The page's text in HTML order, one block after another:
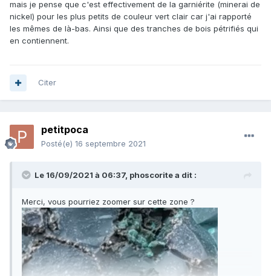
mais je pense que c'est effectivement de la garniérite (minerai de
nickel) pour les plus petits de couleur vert clair car j'ai rapporté
les mêmes de là-bas. Ainsi que des tranches de bois pétrifiés qui
en contiennent.
Citer
petitpoca
Posté(e) 16 septembre 2021
Le 16/09/2021 à 06:37, phoscoritea dit :
Merci, vous pourriez zoomer sur cette zone ?